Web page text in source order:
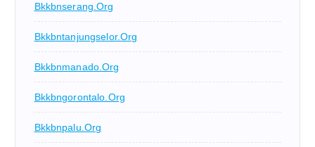
Bkkbnserang.org
Bkkbntanjungselor.org
Bkkbnmanado.org
Bkkbngorontalo.org
Bkkbnpalu.org